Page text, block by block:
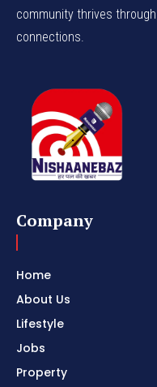
community thrives
connections.
Company
Home
About Us
Lifestyle
Jobs
Property